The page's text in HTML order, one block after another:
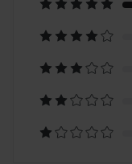
på
2
betyg